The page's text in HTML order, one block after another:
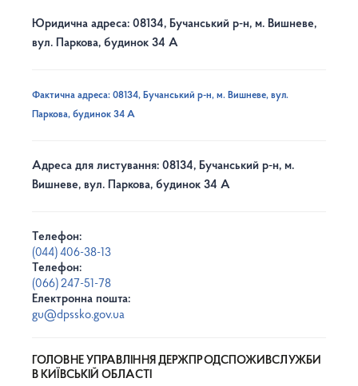
Юридична адреса: 08134, Бучанський р-н, м. Вишневе,
вул. Паркова, будинок 34 А
Фактична адреса: 08134, Бучанський р-н, м. Вишневе, вул.
Паркова, будинок 34 А
Адреса для листування: 08134, Бучанський р-н, м.
Вишневе, вул. Паркова, будинок 34 А
Телефон:
(044) 406-38-13
Телефон:
(066) 247-51-78
Електронна пошта:
gu@dpssko.gov.ua
ГОЛОВНЕ УПРАВЛІННЯ ДЕРЖПРОДСПОЖИВСЛУЖБИ
В КИЇВСЬКІЙ ОБЛАСТІ